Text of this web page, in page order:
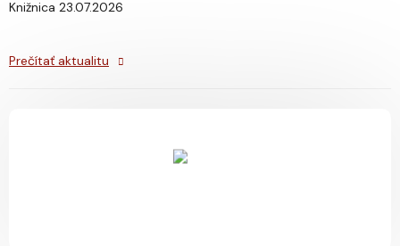
Knižnica 23.07.2026
Prečítať aktualitu